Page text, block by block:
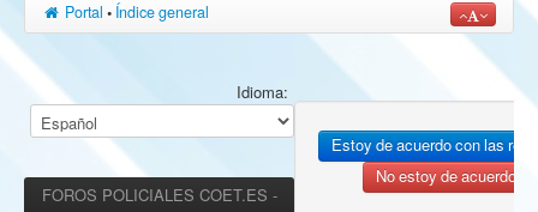
Portal • Índice general
Idioma:
FOROS POLICIALES COET.ES -